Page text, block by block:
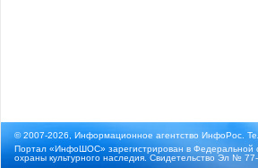
© 2007-2026, Информационное агентство ИнфоРос.
Портал «ИнфоШОС» зарегистрирован в Федеральной
охраны культурного наследия. Свидетельство Эл №